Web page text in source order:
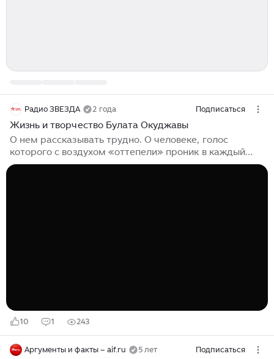
Радио ЗВЕЗДА 2 года Подписаться
Жизнь и творчество Булата Окуджавы
О нем рассказывать трудно. О человеке, голос
которого с воздухом «оттепели» проник в каждый
дом и тихо, но так уверенно учил нас «… понимать
10 1 243
Аргументы и факты – aif.ru 5 лет Подписаться